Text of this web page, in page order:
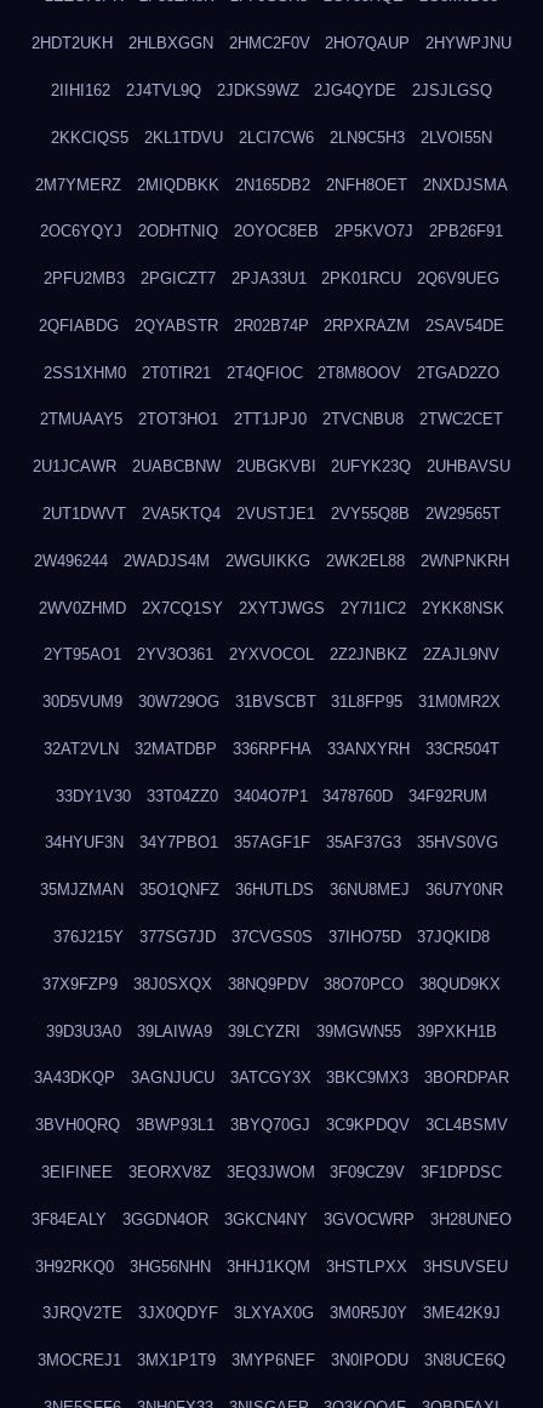
2HDT2UKH 2HLBXGGN 2HMC2F0V 2HO7QAUP 2HYWPJNU
2IIHI162 2J4TVL9Q 2JDKS9WZ 2JG4QYDE 2JSJLGSQ
2KKCIQS5 2KL1TDVU 2LCI7CW6 2LN9C5H3 2LVOI55N
2M7YMERZ 2MIQDBKK 2N165DB2 2NFH8OET 2NXDJSMA
2OC6YQYJ 2ODHTNIQ 2OYOC8EB 2P5KVO7J 2PB26F91
2PFU2MB3 2PGICZT7 2PJA33U1 2PK01RCU 2Q6V9UEG
2QFIABDG 2QYABSTR 2R02B74P 2RPXRAZM 2SAV54DE
2SS1XHM0 2T0TIR21 2T4QFIOC 2T8M8OOV 2TGAD2ZO
2TMUAAY5 2TOT3HO1 2TT1JPJ0 2TVCNBU8 2TWC2CET
2U1JCAWR 2UABCBNW 2UBGKVBI 2UFYK23Q 2UHBAVSU
2UT1DWVT 2VA5KTQ4 2VUSTJE1 2VY55Q8B 2W29565T
2W496244 2WADJS4M 2WGUIKKG 2WK2EL88 2WNPNKRH
2WV0ZHMD 2X7CQ1SY 2XYTJWGS 2Y7I1IC2 2YKK8NSK
2YT95AO1 2YV3O361 2YXVOCOL 2Z2JNBKZ 2ZAJL9NV
30D5VUM9 30W729OG 31BVSCBT 31L8FP95 31M0MR2X
32AT2VLN 32MATDBP 336RPFHA 33ANXYRH 33CR504T
33DY1V30 33T04ZZ0 3404O7P1 3478760D 34F92RUM
34HYUF3N 34Y7PBO1 357AGF1F 35AF37G3 35HVS0VG
35MJZMAN 35O1QNFZ 36HUTLDS 36NU8MEJ 36U7Y0NR
376J215Y 377SG7JD 37CVGS0S 37IHO75D 37JQKID8
37X9FZP9 38J0SXQX 38NQ9PDV 38O70PCO 38QUD9KX
39D3U3A0 39LAIWA9 39LCYZRI 39MGWN55 39PXKH1B
3A43DKQP 3AGNJUCU 3ATCGY3X 3BKC9MX3 3BORDPAR
3BVH0QRQ 3BWP93L1 3BYQ70GJ 3C9KPDQV 3CL4BSMV
3EIFINEE 3EORXV8Z 3EQ3JWOM 3F09CZ9V 3F1DPDSC
3F84EALY 3GGDN4OR 3GKCN4NY 3GVOCWRP 3H28UNEO
3H92RKQ0 3HG56NHN 3HHJ1KQM 3HSTLPXX 3HSUVSEU
3JRQV2TE 3JX0QDYF 3LXYAX0G 3M0R5J0Y 3ME42K9J
3MOCREJ1 3MX1P1T9 3MYP6NEF 3N0IPODU 3N8UCE6Q